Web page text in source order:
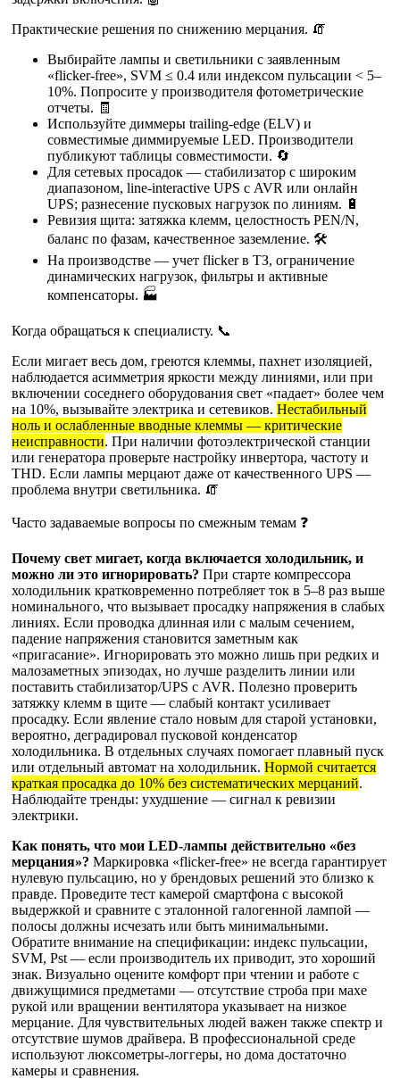
Практические решения по снижению мерцания. 🧯
Выбирайте лампы и светильники с заявленным
«flicker-free», SVM ≤ 0.4 или индексом пульсации < 5–
10%. Попросите у производителя фотометрические
отчеты. 🧾
Используйте диммеры trailing-edge (ELV) и
совместимые диммируемые LED. Производители
публикуют таблицы совместимости. 🔄
Для сетевых просадок — стабилизатор с широким
диапазоном, line-interactive UPS с AVR или онлайн
UPS; разнесение пусковых нагрузок по линиям. 🔋
Ревизия щита: затяжка клемм, целостность PEN/N,
баланс по фазам, качественное заземление. 🛠️
На производстве — учет flicker в ТЗ, ограничение
динамических нагрузок, фильтры и активные
компенсаторы. 🏭
Когда обращаться к специалисту. 📞
Если мигает весь дом, греются клеммы, пахнет изоляцией,
наблюдается асимметрия яркости между линиями, или при
включении соседнего оборудования свет «падает» более чем
на 10%, вызывайте электрика и сетевиков. Нестабильный
ноль и ослабленные вводные клеммы — критические
неисправности. При наличии фотоэлектрической станции
или генератора проверьте настройку инвертора, частоту и
THD. Если лампы мерцают даже от качественного UPS —
проблема внутри светильника. 🧯
Часто задаваемые вопросы по смежным темам ❓
Почему свет мигает, когда включается холодильник, и
можно ли это игнорировать? При старте компрессора
холодильник кратковременно потребляет ток в 5–8 раз выше
номинального, что вызывает просадку напряжения в слабых
линиях. Если проводка длинная или с малым сечением,
падение напряжения становится заметным как
«пригасание». Игнорировать это можно лишь при редких и
малозаметных эпизодах, но лучше разделить линии или
поставить стабилизатор/UPS с AVR. Полезно проверить
затяжку клемм в щите — слабый контакт усиливает
просадку. Если явление стало новым для старой установки,
вероятно, деградировал пусковой конденсатор
холодильника. В отдельных случаях помогает плавный пуск
или отдельный автомат на холодильник. Нормой считается
краткая просадка до 10% без систематических мерцаний.
Наблюдайте тренды: ухудшение — сигнал к ревизии
электрики.
Как понять, что мои LED-лампы действительно «без
мерцания»? Маркировка «flicker-free» не всегда гарантирует
нулевую пульсацию, но у брендовых решений это близко к
правде. Проведите тест камерой смартфона с высокой
выдержкой и сравните с эталонной галогенной лампой —
полосы должны исчезать или быть минимальными.
Обратите внимание на спецификации: индекс пульсации,
SVM, Pst — если производитель их приводит, это хороший
знак. Визуально оцените комфорт при чтении и работе с
движущимися предметами — отсутствие строба при махе
рукой или вращении вентилятора указывает на низкое
мерцание. Для чувствительных людей важен также спектр и
отсутствие шумов драйвера. В профессиональной среде
используют люксометры-логгеры, но дома достаточно
камеры и сравнения.